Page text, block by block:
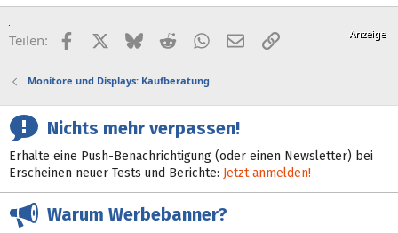
p
Teilen: FacebookX (Twitter)
BlueskyRedditWhatsApp
E-MailLink
Monitore und Displays: Kaufberatung
Nichts mehr verpassen!
Erhalte eine Push-Benachrichtigung (oder einen Newsletter) bei
Erscheinen neuer Tests und Berichte: Jetzt anmelden!
Warum Werbebanner?